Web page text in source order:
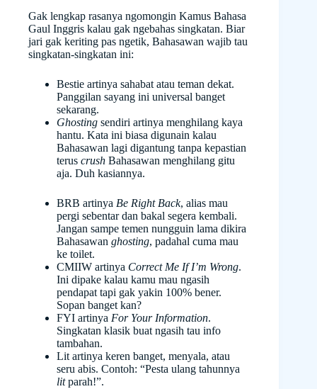
Gak lengkap rasanya ngomongin Kamus Bahasa
Gaul Inggris kalau gak ngebahas singkatan. Biar
jari gak keriting pas ngetik, Bahasawan wajib tau
singkatan-singkatan ini:
Bestie artinya sahabat atau teman dekat.
Panggilan sayang ini universal banget
sekarang.
Ghosting sendiri artinya menghilang kaya
hantu. Kata ini biasa digunain kalau
Bahasawan lagi digantung tanpa kepastian
terus crush Bahasawan menghilang gitu
aja. Duh kasiannya.
BRB artinya Be Right Back, alias mau
pergi sebentar dan bakal segera kembali.
Jangan sampe temen nungguin lama dikira
Bahasawan ghosting, padahal cuma mau
ke toilet.
CMIIW artinya Correct Me If I’m Wrong.
Ini dipake kalau kamu mau ngasih
pendapat tapi gak yakin 100% bener.
Sopan banget kan?
FYI artinya For Your Information.
Singkatan klasik buat ngasih tau info
tambahan.
Lit artinya keren banget, menyala, atau
seru abis. Contoh: “Pesta ulang tahunnya
litparah!”.